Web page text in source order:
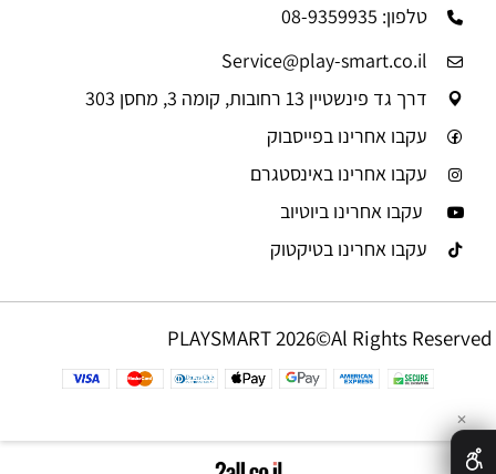
טלפון: 08-9359935
Service@play-smart.co.il
דרך גד פינשטיין 13 רחובות, קומה 3, מחסן 303
עקבו אחרינו בפייסבוק
עקבו אחרינו באינסטגרם
עקבו אחרינו ביוטיוב
עקבו אחרינו בטיקטוק
PLAYSMART 2026©Al Rights Reserved
✕